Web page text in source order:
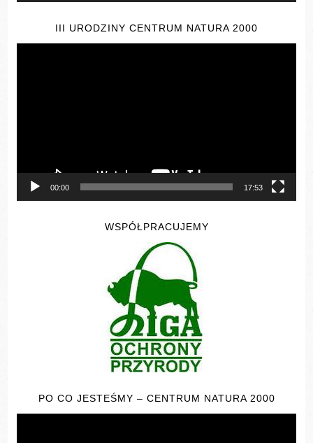
III URODZINY CENTRUM NATURA 2000
00:00 17:53
WSPÓŁPRACUJEMY
PO CO JESTEŚMY – CENTRUM NATURA 2000